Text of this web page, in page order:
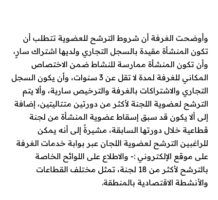
وأوضحت الغرفة أن شروط الترشح للعضوية تتطلب أن
تكون المنشأة مقيدة بالسجل التجاري ولديها اشتراك سارٍ،
وأن تكون المنشأة ممارسة للنشاط ضمن الاختصاص
المكاني للغرفة لمدة لا تقل عن 3 سنوات، وأن يكون السجل
التجاري والاشتراكات بالغرفة والترخيص سارية، وألا يتم
الترشح لعضوية اللجنة لأكثر من دورتين متتاليتين، إضافة
إلى ألا يكون قد سبق إسقاط عضوية المنشأة من لجنة
قطاعية خلال دورتها السابقة، مشيرةً إلى أنه يمكن
للراغبين الترشح لعضوية اللجان عبر بوابة خدمات الغرفة
على موقع الإلكتروني :- والاطلاع على اللوائح الخاصة
بالترشح لأكثر من 18 لجنة، تمثل مختلف القطاعات
والأنشطة الاقتصادية بالمنطقة.